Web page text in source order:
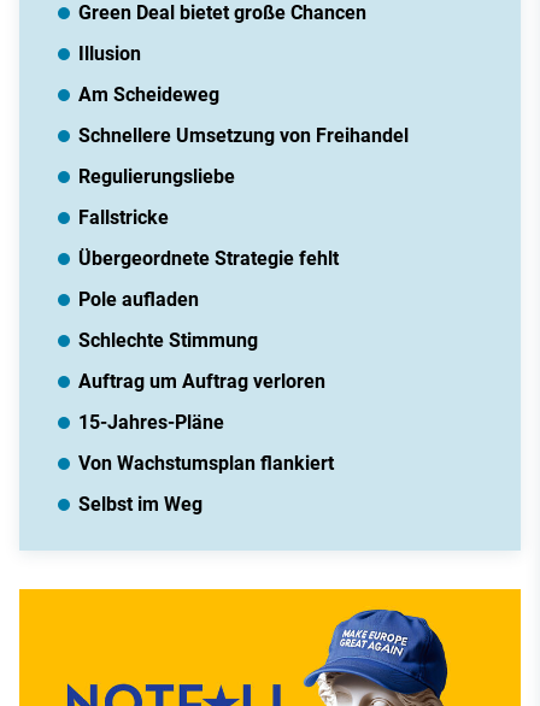
Green Deal bietet große Chancen
Illusion
Am Scheideweg
Schnellere Umsetzung von Freihandel
Regulierungsliebe
Fallstricke
Übergeordnete Strategie fehlt
Pole aufladen
Schlechte Stimmung
Auftrag um Auftrag verloren
15-Jahres-Pläne
Von Wachstumsplan flankiert
Selbst im Weg